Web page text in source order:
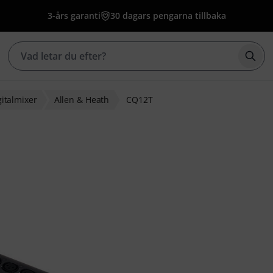
3-års garanti 30 dagars pengarna tillbaka
Allen & Heath CQ12T